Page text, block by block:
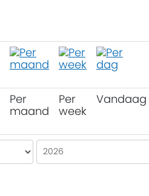
Per
maand
Per
week
Vandaag